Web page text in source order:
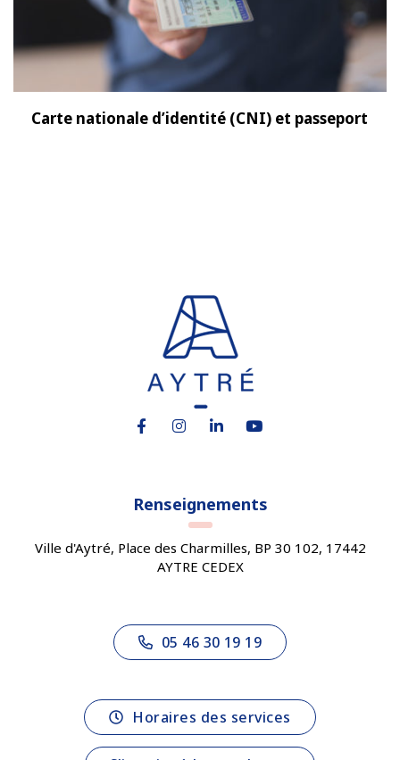
Carte nationale d’identité (CNI) et passeport
Lien vers le compte Facebook
Lien vers le compte Instagram
Lien vers le compte Linkedin
Lien vers la chaîne
Renseignements
Ville d'Aytré, Place des Charmilles, BP 30 102, 17442
AYTRE CEDEX
05 46 30 19 19
Horaires des services